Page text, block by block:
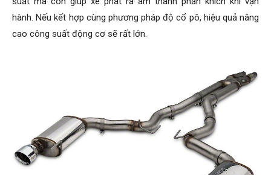
3. Độ bầu pô
suất mà còn giúp xe phát ra âm thanh phấn khích khi vận
hành. Nếu kết hợp cùng phương pháp độ cổ pô, hiệu quả nâng